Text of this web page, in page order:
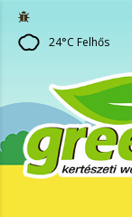
24°C Felhős